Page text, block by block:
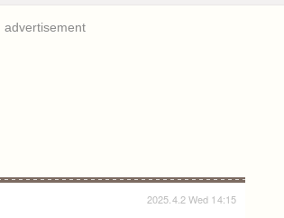
advertisement
2025.4.2 Wed 14:15